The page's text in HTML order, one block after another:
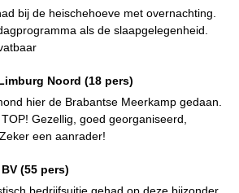
bij de heischehoeve met overnachting.
als de slaapgelegenheid.
Noord (18 pers)
hier de Brabantse Meerkamp gedaan.
Gezellig, goed georganiseerd,
een aanrader!
(55 pers)